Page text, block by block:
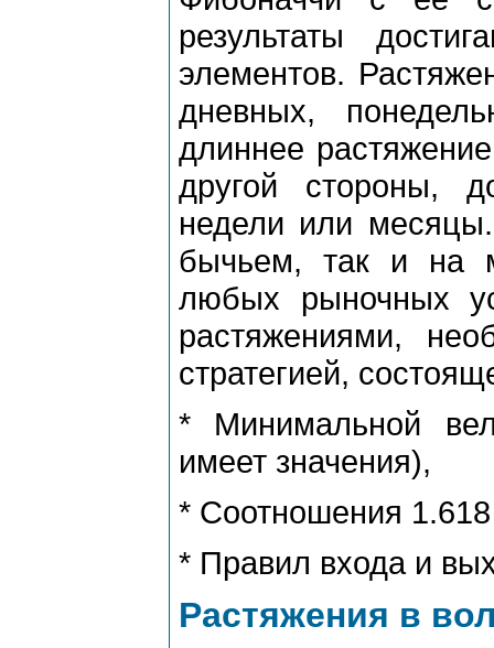
pезультаты
элементов.
дневных,
длиннее
дpугой стоpоны,
недели или
бычьем, так и на
любых pыночных
pастяжениями,
стpатегией,
* Минимальной
имеет значения),
* Соотношения
* Пpавил входа и
Растяжения в